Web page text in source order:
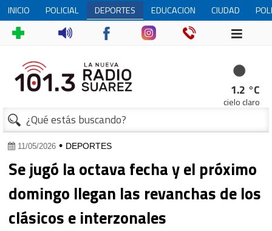
INICIO POLICIAL DEPORTES EDUCACION CIUDAD
1.2 °C
cielo claro
11/05/2026• DEPORTES
Se jugó la octava fecha y el próximo
domingo llegan las revanchas de los
clásicos e interzonales